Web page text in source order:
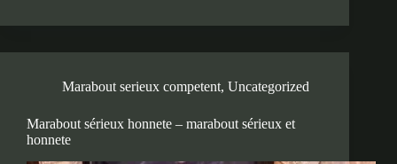
Marabout serieux competent, Uncategorized
Marabout sérieux honnete – marabout sérieux et
honnete